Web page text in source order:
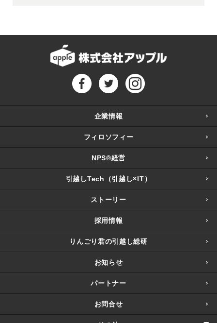
企業情報
フィロソフィー
NPS®経営
引越しTech（引越し×IT）
ストーリー
採用情報
りんごり君の引越し総研
お知らせ
パートナー
お問合せ